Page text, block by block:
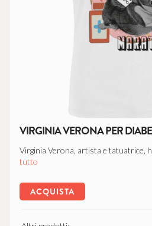
VIRGINIA VERONA PER
Virginia Verona, artista e tatuatrice,
tutto
ACQUISTA